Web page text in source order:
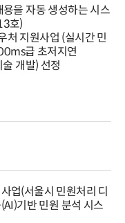
을 자동 생성하는 시스
호)
처 지원사업 (실시간 민
급 초저지연
개발) 선정
업(서울시 민원처리 디
기반 민원 분석 시스